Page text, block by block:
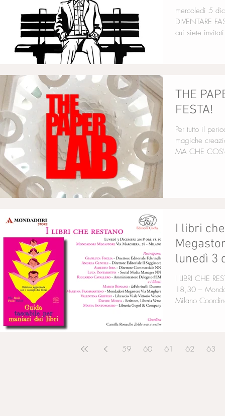
mercoledì 5 dicembre
DIVENTARE FASCISTI il reading con
THE
FESTA!
Per tutto il
magiche
MA CHE
I libri
lunedì 3
I LIBRI CHE
18,30 –
Milano
59 60 61 62 63